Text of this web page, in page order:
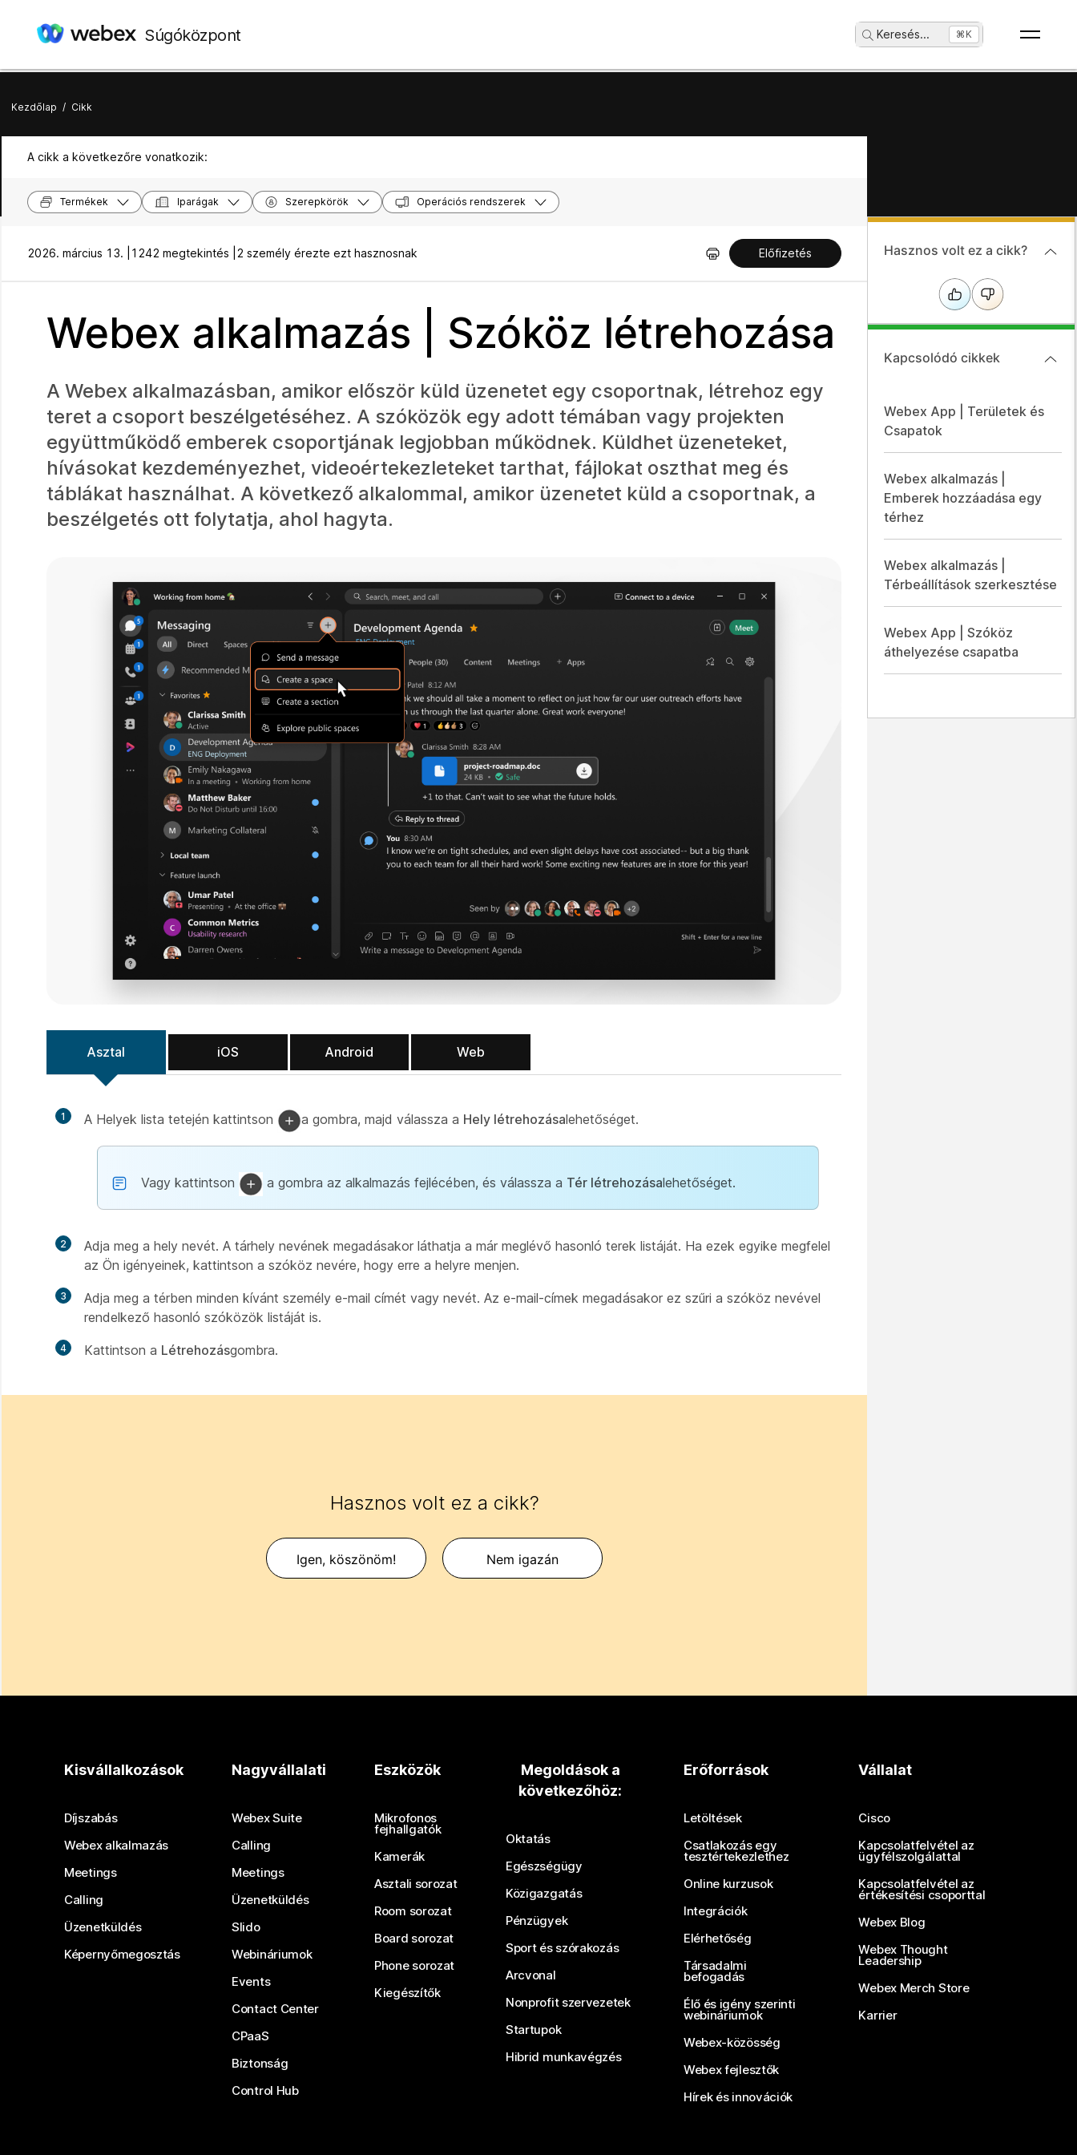
Súgóközpont Keresés... ⌘K
Kezdőlap / Cikk
A cikk a következőre vonatkozik:
Termékek Iparágak Szerepkörök Operációs rendszerek
2026. március 13. | 1242 megtekintés | 2 személy érezte ezt hasznosnak Előfizetés
Webex alkalmazás | Szóköz létrehozása
A Webex alkalmazásban, amikor először küld üzenetet egy csoportnak, létrehoz egy
teret a csoport beszélgetéséhez. A szóközök egy adott témában vagy projekten
együttműködő emberek csoportjának legjobban működnek. Küldhet üzeneteket,
hívásokat kezdeményezhet, videoértekezleteket tarthat, fájlokat oszthat meg és
táblákat használhat. A következő alkalommal, amikor üzenetet küld a csoportnak, a
beszélgetés ott folytatja, ahol hagyta.
Asztal iOS Android Web
1 A Helyek lista tetején kattintson a gombra, majd válassza a Hely létrehozásalehetőséget.
Vagy kattintson a gombra az alkalmazás fejlécében, és válassza a Tér létrehozásalehetőséget.
2
Adja meg a hely nevét. A tárhely nevének megadásakor láthatja a már meglévő hasonló terek listáját. Ha ezek egyike megfelel
az Ön igényeinek, kattintson a szóköz nevére, hogy erre a helyre menjen.
3
Adja meg a térben minden kívánt személy e-mail címét vagy nevét. Az e-mail-címek megadásakor ez szűri a szóköz nevével
rendelkező hasonló szóközök listáját is.
4 Kattintson a Létrehozásgombra.
Hasznos volt ez a cikk?
Igen, köszönöm! Nem igazán
Hasznos volt ez a cikk?
Kapcsolódó cikkek
Webex App | Területek és
Csapatok
Webex alkalmazás |
Emberek hozzáadása egy
térhez
Webex alkalmazás |
Térbeállítások szerkesztése
Webex App | Szóköz
áthelyezése csapatba
Kisvállalkozások
Díjszabás
Webex alkalmazás
Meetings
Calling
Üzenetküldés
Képernyőmegosztás
Nagyvállalati
Webex Suite
Calling
Meetings
Üzenetküldés
Slido
Webináriumok
Events
Contact Center
CPaaS
Biztonság
Control Hub
Eszközök
Mikrofonos
fejhallgatók
Kamerák
Asztali sorozat
Room sorozat
Board sorozat
Phone sorozat
Kiegészítők
Megoldások a
következőhöz:
Oktatás
Egészségügy
Közigazgatás
Pénzügyek
Sport és szórakozás
Arcvonal
Nonprofit szervezetek
Startupok
Hibrid munkavégzés
Erőforrások
Letöltések
Csatlakozás egy
tesztértekezlethez
Online kurzusok
Integrációk
Elérhetőség
Társadalmi
befogadás
Élő és igény szerinti
webináriumok
Webex-közösség
Webex fejlesztők
Hírek és innovációk
Vállalat
Cisco
Kapcsolatfelvétel az
ügyfélszolgálattal
Kapcsolatfelvétel az
értékesítési csoporttal
Webex Blog
Webex Thought
Leadership
Webex Merch Store
Karrier